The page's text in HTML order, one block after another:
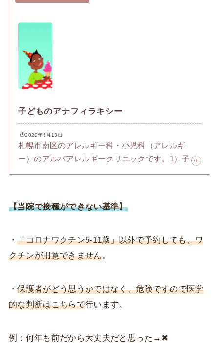
子どものアナフィラキシー
🕒️2022年3月13日
札幌市南区のアレルギー科・小児科（アレルギ
ー）のアルバアレルギークリニックです。1）子ど
り、季節の変わり目には咳が続くようになった。
掻痒も認めていた。複数院に通院するも、抗ヒス
タミン剤やステロイド外用剤、吸入ステロイド薬
なり、同時期...
【当院で接種ができない基準】
・「コロナワクチン5-11歳」以外で予約しても、ワ
クチンが用意できません。
・保護者がどう思うかではなく、危険ですので医学
的な判断はこちらで行います。
例：何年も前だから大丈夫だと思った→✖